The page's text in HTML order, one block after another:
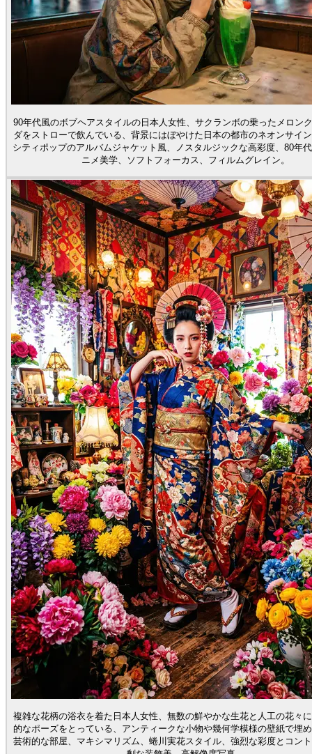
90年代風のボブヘアスタイルの日本人女性、サクランボの乗ったメロン
ダをストローで飲んでいる、背景にはぼやけた日本の都市のネオンサイ
シティポップのアルバムジャケット風、ノスタルジックな高彩度、80年
ニメ美学、ソフトフォーカス、フィルムグレイン。
複雑な花柄の浴衣を着た日本人女性、無数の鮮やかな生花と人工の花々
的なポーズをとっている、アンティークな小物や幾何学模様の壁紙で埋
芸術的な部屋、マキシマリズム、蜷川実花スタイル、強烈な彩度とコン